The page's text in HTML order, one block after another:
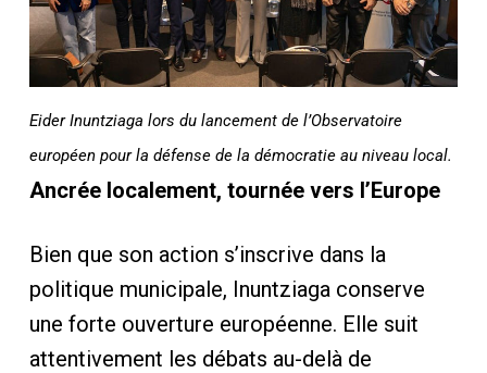
Eider Inuntziaga lors du lancement de l’Observatoire
européen pour la défense de la démocratie au niveau local.
Ancrée localement, tournée vers l’Europe
Bien que son action s’inscrive dans la
politique municipale, Inuntziaga conserve
une forte ouverture européenne. Elle suit
attentivement les débats au-delà de